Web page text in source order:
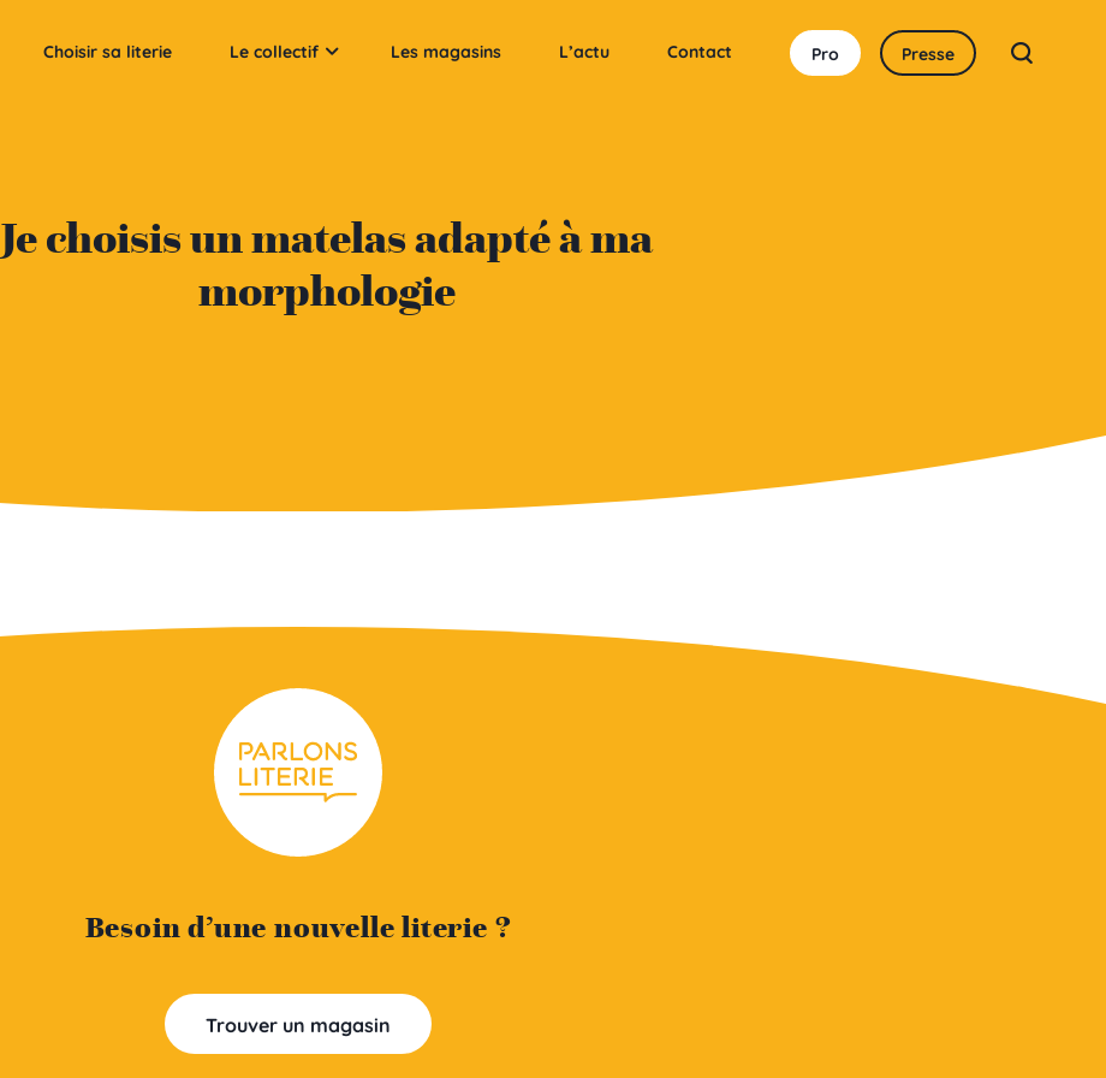
Choisir sa literie Le collectif Les magasins L’actu Contact Pro Presse
Je choisis un matelas adapté à ma
morphologie
Besoin d’une nouvelle literie ?
Trouver un magasin